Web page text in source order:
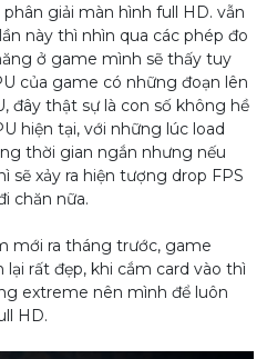
giải màn hình full HD. vẫn
này thì nhìn qua các phép đo
ở game mình sẽ thấy tuy
của game có những đoạn lên
đây thật sự là con số không hề
hiện tại, với những lúc load
thời gian ngắn nhưng nếu
sẽ xảy ra hiện tượng drop FPS
chăn nữa.
mới ra tháng trước, game
rất đẹp, khi cắm card vào thì
extreme nên mình để luôn
HD.